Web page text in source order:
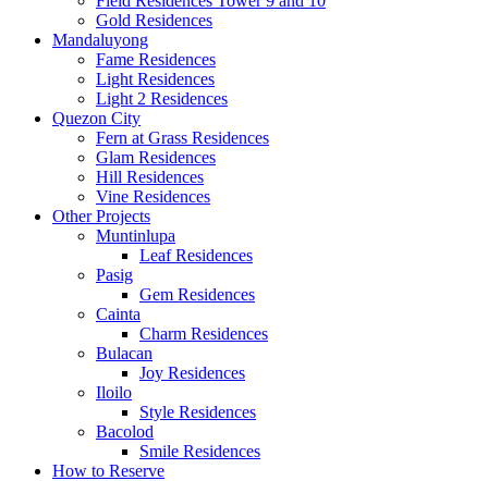
Gold Residences
Mandaluyong
Fame Residences
Light Residences
Light 2 Residences
Quezon City
Fern at Grass Residences
Glam Residences
Hill Residences
Vine Residences
Other Projects
Muntinlupa
Leaf Residences
Pasig
Gem Residences
Cainta
Charm Residences
Bulacan
Joy Residences
Iloilo
Style Residences
Bacolod
Smile Residences
How to Reserve